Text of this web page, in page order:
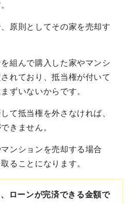
原則としてその家を売却す
組んで購入した家やマンシ
れており、抵当権が付いて
ずいないからです。
て抵当権を外さなければ、
きません。
ンションを売却する場合
ることになります。
ローンが完済できる金額で